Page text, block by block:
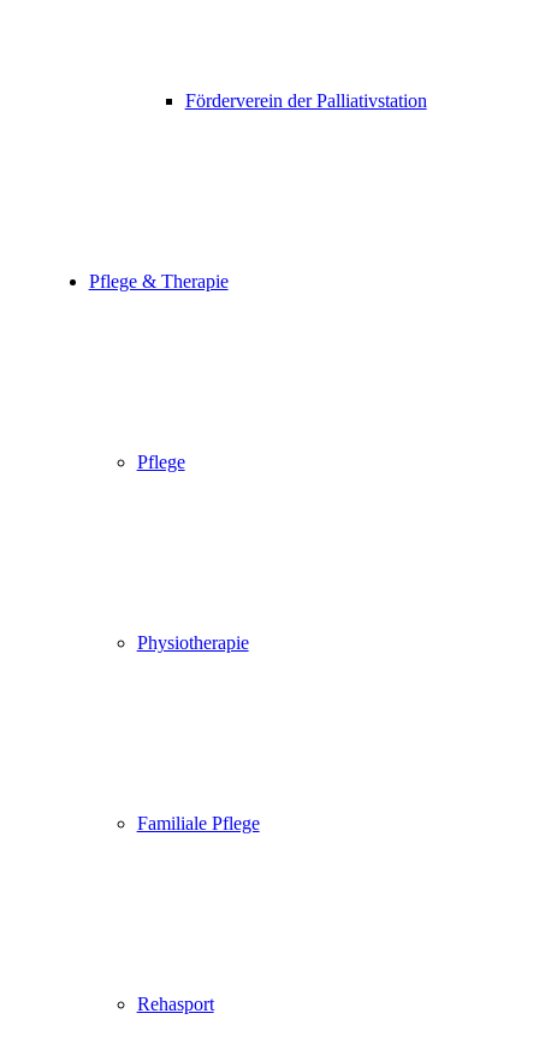
Förderverein der Palliativstation
Pflege & Therapie
Pflege
Physiotherapie
Familiale Pflege
Rehasport